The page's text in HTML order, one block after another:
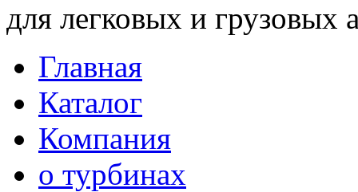
для легковых и грузовых
Главная
Каталог
Компания
о турбинах